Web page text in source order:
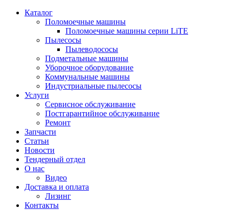
Каталог
Поломоечные машины
Поломоечные машины серии LiTE
Пылесосы
Пылеводососы
Подметальные машины
Уборочное оборудование
Коммунальные машины
Индустриальные пылесосы
Услуги
Сервисное обслуживание
Постгарантийное обслуживание
Ремонт
Запчасти
Статьи
Новости
Тендерный отдел
О нас
Видео
Доставка и оплата
Лизинг
Контакты